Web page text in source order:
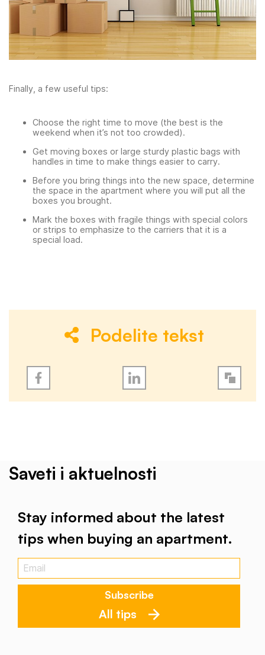
Finally, a few useful tips:
Choose the right time to move (the best is the
weekend when it’s not too crowded).
Get moving boxes or large sturdy plastic bags with
handles in time to make things easier to carry.
Before you bring things into the new space, determine
the space in the apartment where you will put all the
boxes you brought.
Mark the boxes with fragile things with special colors
or strips to emphasize to the carriers that it is a
special load.
Podelite tekst
Saveti i aktuelnosti
Stay informed about the latest
tips when buying an apartment.
All tips